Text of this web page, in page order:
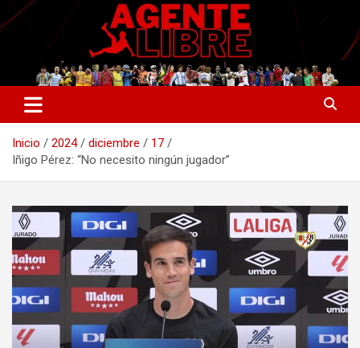
Saltar
al
Agente Libre Digital
La nueva generación del periodismo deportivo.
Inicio 2024 diciembre
17
Iñigo Pérez: “No necesito ningún jugador”